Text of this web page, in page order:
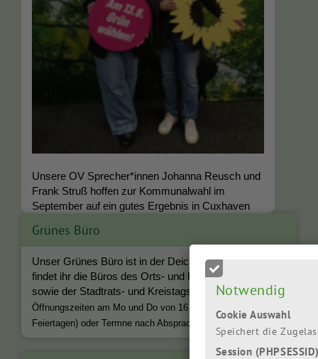
Notwendig
Cookie Auswahl
Speichert die
Session
Unsere OV Sprecher*innen Johanna Reusch und
Frank Struß hoffen zur Kommunalwahl im
September auf ein gutes Ergebnis in Cuxhaven
Grünes Büro
Unser Grünes Büro ist in der Deichstraße 4. Dort
findet ihr die Büros des Orts- und Kreisverbandes
sowie der Stadtrats- und Kreistagsfraktion.
Öffnungszeiten am Mo und Do von 16 - 18 Uhr (außer an
Feiertagen) oder Termne nach Absprache.